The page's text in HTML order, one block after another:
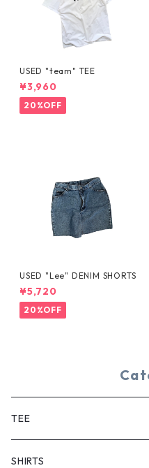
USED "team" TEE
¥3,960
20%OFF
USED "Lee" DENIM SHORTS
¥5,720
20%OFF
TEE
SHORT SLEEVE
SHIRTS